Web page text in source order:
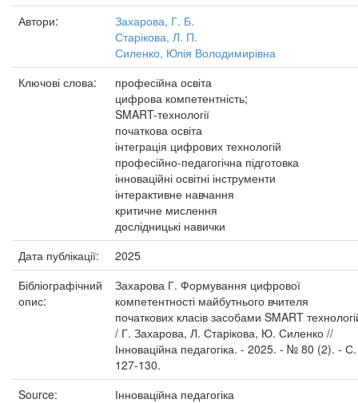
Автори:
Захарова, Г. Б.
Старікова, Л. П.
Силенко, Юлія Володимирівна
Ключові слова:
професійна освіта
цифрова компетентність;
SMART-технології
початкова освіта
інтеграція цифрових технологій
професійно-педагогічна підготовка
інноваційні освітні інструменти
інтерактивне навчання
критичне мислення
дослідницькі навички
Дата публікації:
2025
Бібліографічний
опис:
Захарова Г. Формування цифрової
компетентності майбутнього вчителя
початкових класів засобами SMART
/ Г. Захарова, Л. Старікова, Ю. Силенко //
Інноваційна педагогіка. - 2025. - № 80 (2). - С.
127-130.
Source:
Інноваційна педагогіка